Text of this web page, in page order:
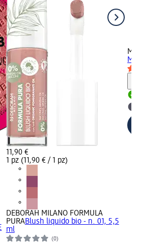
11,90 €
1 pz (11,90 € / 1 pz)
DEBORAH MILANO FORMULA
PURABlush liquido bio - n. 01, 5,5
ml
(0)
MAX
Miracle